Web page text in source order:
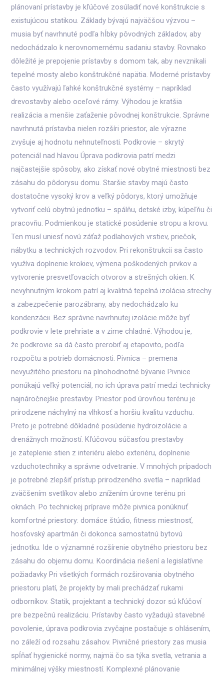
plánovaní prístavby je kľúčové zosúladiť nové konštrukcie s
existujúcou statikou. Základy bývajú najväčšou výzvou –
musia byť navrhnuté podľa hĺbky pôvodných základov, aby
nedochádzalo k nerovnomernému sadaniu stavby. Rovnako
dôležité je prepojenie prístavby s domom tak, aby nevznikali
tepelné mosty alebo konštrukčné napätia. Moderné prístavby
často využívajú ľahké konštrukčné systémy – napríklad
drevostavby alebo oceľové rámy. Výhodou je kratšia
realizácia a menšie zaťaženie pôvodnej konštrukcie. Správne
navrhnutá prístavba nielen rozšíri priestor, ale výrazne
zvyšuje aj hodnotu nehnuteľnosti. Podkrovie – skrytý
potenciál nad hlavou Úprava podkrovia patrí medzi
najčastejšie spôsoby, ako získať nové obytné miestnosti bez
zásahu do pôdorysu domu. Staršie stavby majú často
dostatočne vysoký krov a veľký pôdorys, ktorý umožňuje
vytvoriť celú obytnú jednotku – spálňu, detské izby, kúpeľňu či
pracovňu. Podmienkou je statické posúdenie stropu a krovu.
Ten musí uniesť novú záťaž podlahových vrstiev, priečok,
nábytku a technických rozvodov. Pri rekonštrukcii sa často
využíva doplnenie krokiev, výmena poškodených prvkov a
vytvorenie presvetľovacích otvorov a strešných okien. K
nevyhnutným krokom patrí aj kvalitná tepelná izolácia strechy
a zabezpečenie parozábrany, aby nedochádzalo ku
kondenzácii. Bez správne navrhnutej izolácie môže byť
podkrovie v lete prehriate a v zime chladné. Výhodou je,
že podkrovie sa dá často prerobiť aj etapovito, podľa
rozpočtu a potrieb domácnosti. Pivnica – premena
nevyužitého priestoru na plnohodnotné bývanie Pivnice
ponúkajú veľký potenciál, no ich úprava patrí medzi technicky
najnáročnejšie prestavby. Priestor pod úrovňou terénu je
prirodzene náchylný na vlhkosť a horšiu kvalitu vzduchu.
Preto je potrebné dôkladné posúdenie hydroizolácie a
drenážnych možností. Kľúčovou súčasťou prestavby
je zateplenie stien z interiéru alebo exteriéru, doplnenie
vzduchotechniky a správne odvetranie. V mnohých prípadoch
je potrebné zlepšiť prístup prirodzeného svetla – napríklad
zväčšením svetlíkov alebo znížením úrovne terénu pri
oknách. Po technickej príprave môže pivnica ponúknuť
komfortné priestory: domáce štúdio, fitness miestnosť,
hosťovský apartmán či dokonca samostatnú bytovú
jednotku. Ide o významné rozšírenie obytného priestoru bez
zásahu do objemu domu. Koordinácia riešení a legislatívne
požiadavky Pri všetkých formách rozširovania obytného
priestoru platí, že projekty by mali prechádzať rukami
odborníkov. Statik, projektant a technický dozor sú kľúčoví
pre bezpečnú realizáciu. Prístavby často vyžadujú stavebné
povolenie, úprava podkrovia zvyčajne postačuje s ohlásením,
no záleží od rozsahu zásahov. Pivničné priestory zas musia
spĺňať hygienické normy, najmä čo sa týka svetla, vetrania a
minimálnej výšky miestností. Komplexné plánovanie